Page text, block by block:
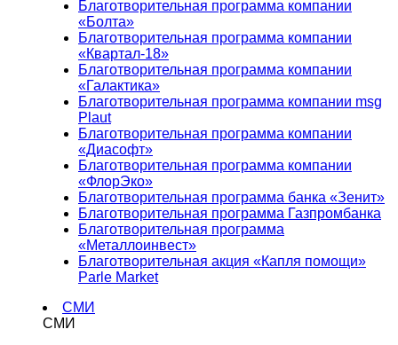
Благотворительная программа компании
«Болта»
Благотворительная программа компании
«Квартал-18»
Благотворительная программа компании
«Галактика»
Благотворительная программа компании msg
Plaut
Благотворительная программа компании
«Диасофт»
Благотворительная программа компании
«ФлорЭко»
Благотворительная программа банка «Зенит»
Благотворительная программа Газпромбанка
Благотворительная программа
«Металлоинвест»
Благотворительная акция «Капля помощи»
Parle Market
СМИ
СМИ